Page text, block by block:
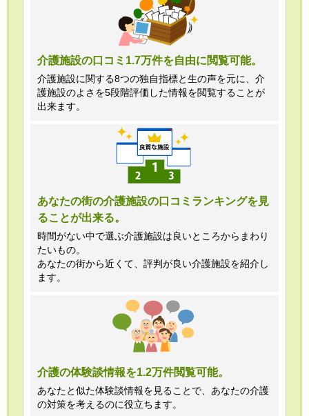
介護施設の口コミ1.7万件を自由に閲覧可能。
介護施設に関する8つの独自指標と生の声を元に、介
護施設のよさを5段階評価した情報を閲覧することが
出来ます。
あなたの街の介護施設の口コミランキングを見
ることが出来る。
時間がない中で選ぶ介護施設は良いところからまわり
たいもの。
あなたの街から近くて、評判が良い介護施設を紹介し
ます。
介護の体験談情報を1.2万件閲覧可能。
あなたと似た体験談情報を見ることで、あなたの介護
の対策を考えるのに役立ちます。